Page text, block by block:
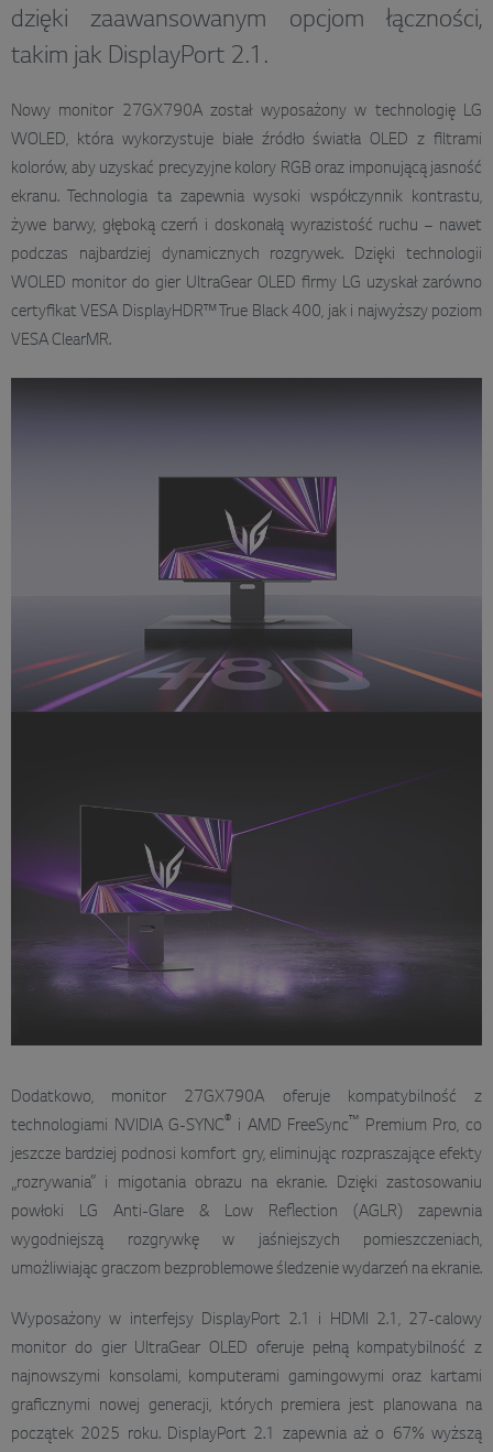
dzięki zaawansowanym opcjom łączności,
takim jak DisplayPort 2.1.
Nowy monitor 27GX790A został wyposażony w technologię LG
WOLED, która wykorzystuje białe źródło światła OLED z filtrami
kolorów, aby uzyskać precyzyjne kolory RGB oraz imponującą jasność
ekranu. Technologia ta zapewnia wysoki współczynnik kontrastu,
żywe barwy, głęboką czerń i doskonałą wyrazistość ruchu – nawet
podczas najbardziej dynamicznych rozgrywek. Dzięki technologii
WOLED monitor do gier UltraGear OLED firmy LG uzyskał zarówno
certyfikat VESA DisplayHDR™ True Black 400, jak i najwyższy poziom
VESA ClearMR.
Dodatkowo, monitor 27GX790A oferuje kompatybilność z
technologiami NVIDIA G-SYNC® i AMD FreeSync™ Premium Pro, co
jeszcze bardziej podnosi komfort gry, eliminując rozpraszające efekty
„rozrywania” i migotania obrazu na ekranie. Dzięki zastosowaniu
powłoki LG Anti-Glare & Low Reflection (AGLR) zapewnia
wygodniejszą rozgrywkę w jaśniejszych pomieszczeniach,
umożliwiając graczom bezproblemowe śledzenie wydarzeń na ekranie.
Wyposażony w interfejsy DisplayPort 2.1 i HDMI 2.1, 27-calowy
monitor do gier UltraGear OLED oferuje pełną kompatybilność z
najnowszymi konsolami, komputerami gamingowymi oraz kartami
graficznymi nowej generacji, których premiera jest planowana na
początek 2025 roku. DisplayPort 2.1 zapewnia aż o 67% wyższą